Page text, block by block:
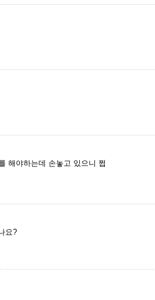
해야하는데 손놓고 있으니 쩝
요?